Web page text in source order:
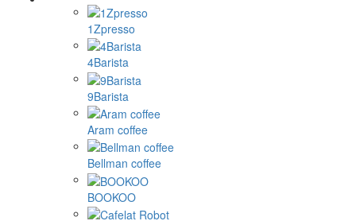
1Zpresso
4Barista
9Barista
Aram coffee
Bellman coffee
BOOKOO